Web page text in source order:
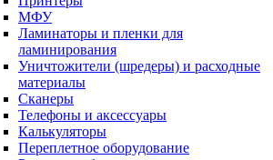
МФУ
Ламинаторы и пленки для
ламинирования
Уничтожители (шредеры) и расходные
материалы
Сканеры
Телефоны и аксессуары
Калькуляторы
Переплетное оборудование